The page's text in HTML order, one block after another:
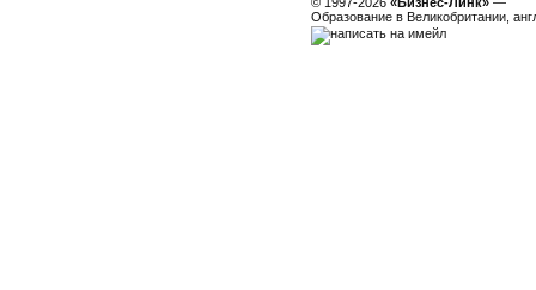
Образование в Великобритании,